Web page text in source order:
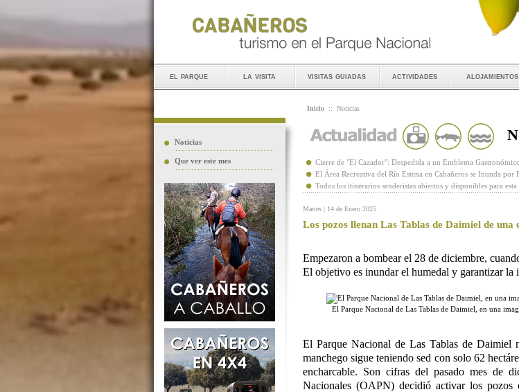
el parque la visita visitas guiadas actividades alojamientos
Noticias
Que ver este mes
Inicio :: Noticias
Cierre de "El Cazador": Despedida a un Emblema
El Área Recreativa del Río Estena en Cabañeros se Inunda por
Todos los itinerarios senderistas abiertos y disponibles para esta
Martes | 14 de Enero 2025
Los pozos llenan Las Tablas de Daimiel de una
Empezaron a bombear el 28 de diciembre,
El objetivo es inundar el humedal y garantizar la
El Parque Nacional de Las Tablas de Daimiel, en una
El Parque Nacional de Las Tablas de Daimiel
manchego sigue teniendo sed con solo 62
encharcable. Son cifras del pasado mes de
Nacionales (OAPN) decidió activar los